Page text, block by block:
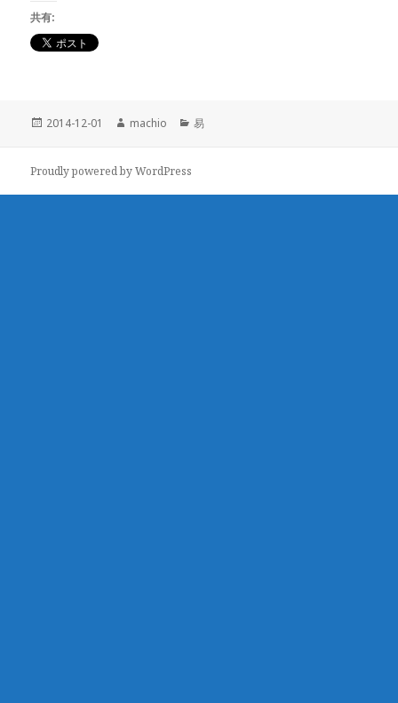
共有:
投
2014-12-01
作
machio
カ
易
Proudly powered by WordPress